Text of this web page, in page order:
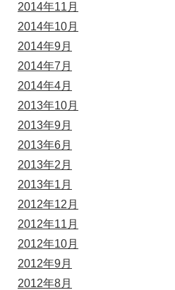
2014年11月
2014年10月
2014年9月
2014年7月
2014年4月
2013年10月
2013年9月
2013年6月
2013年2月
2013年1月
2012年12月
2012年11月
2012年10月
2012年9月
2012年8月